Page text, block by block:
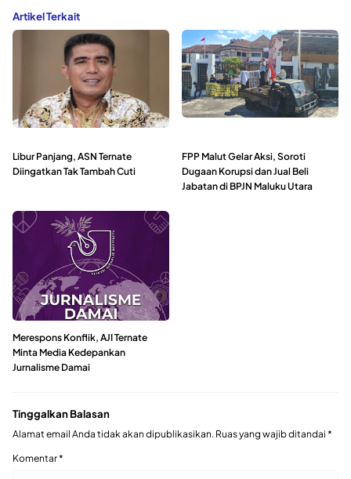
Artikel Terkait
Libur Panjang, ASN Ternate
Diingatkan Tak Tambah Cuti
FPP Malut Gelar Aksi, Soroti
Dugaan Korupsi dan Jual Beli
Jabatan di BPJN Maluku Utara
Merespons Konflik, AJI Ternate
Minta Media Kedepankan
Jurnalisme Damai
Tinggalkan Balasan
Alamat email Anda tidak akan dipublikasikan. Ruas yang wajib ditandai *
Komentar*